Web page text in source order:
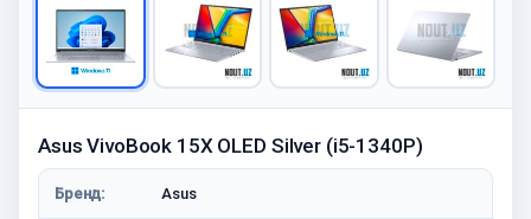
Asus VivoBook 15X OLED Silver (i5-1340P)
Бренд: Asus